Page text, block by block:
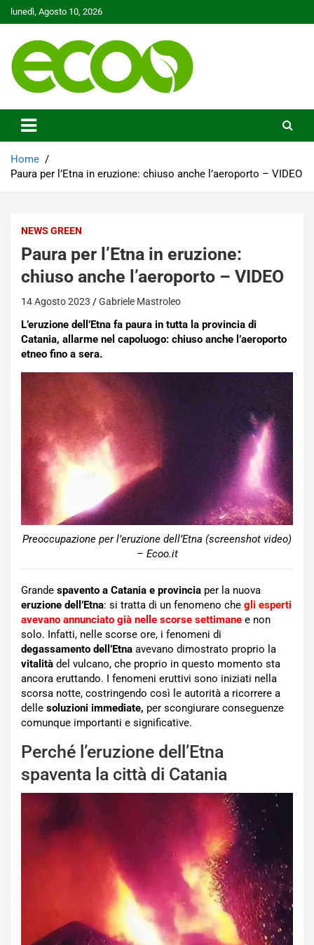
Skip
to
lunedì, Agosto 10, 2026
Ecoo.it
Home
Paura per l’Etna in eruzione: chiuso anche l’aeroporto – VIDEO
NEWS GREEN
Paura per l’Etna in eruzione:
chiuso anche l’aeroporto – VIDEO
14 Agosto 2023 Gabriele Mastroleo
L’eruzione dell’Etna fa paura in tutta la provincia di
Catania, allarme nel capoluogo: chiuso anche l’aeroporto
etneo fino a sera.
Preoccupazione per l’eruzione dell’Etna (screenshot video)
– Ecoo.it
Grande spavento a Catania e provincia per la nuova
eruzione dell’Etna: si tratta di un fenomeno che gli esperti
avevano annunciato già nelle scorse settimane e non
solo. Infatti, nelle scorse ore, i fenomeni di
degassamento dell’Etna avevano dimostrato proprio la
vitalità del vulcano, che proprio in questo momento sta
ancora eruttando. I fenomeni eruttivi sono iniziati nella
scorsa notte, costringendo così le autorità a ricorrere a
delle soluzioni immediate, per scongiurare conseguenze
comunque importanti e significative.
Perché l’eruzione dell’Etna
spaventa la città di Catania